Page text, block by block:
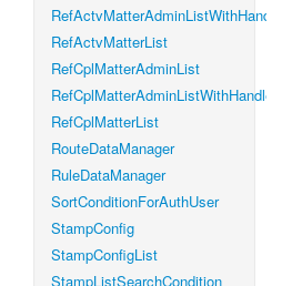
RefActvMatterList
RefCplMatterAdminList
RefCplMatterList
RouteDataManager
RuleDataManager
SortConditionForAuthUser
StampConfig
StampConfigList
StampListSearchCondition